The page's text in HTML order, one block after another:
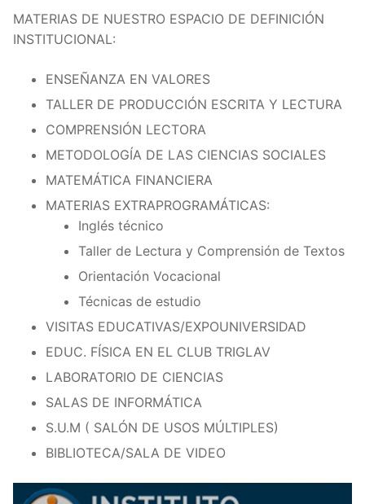
MATERIAS DE NUESTRO ESPACIO DE DEFINICIÓN
INSTITUCIONAL:
ENSEÑANZA EN VALORES
TALLER DE PRODUCCIÓN ESCRITA Y LECTURA
COMPRENSIÓN LECTORA
METODOLOGÍA DE LAS CIENCIAS SOCIALES
MATEMÁTICA FINANCIERA
MATERIAS EXTRAPROGRAMÁTICAS:
Inglés técnico
Taller de Lectura y Comprensión de Textos
Orientación Vocacional
Técnicas de estudio
VISITAS EDUCATIVAS/EXPOUNIVERSIDAD
EDUC. FÍSICA EN EL CLUB TRIGLAV
LABORATORIO DE CIENCIAS
SALAS DE INFORMÁTICA
S.U.M ( SALÓN DE USOS MÚLTIPLES)
BIBLIOTECA/SALA DE VIDEO